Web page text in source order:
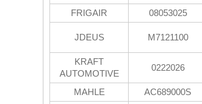
FRIGAIR
08053025
JDEUS M7121100
KRAFT
AUTOMOTIVE
0222026
MAHLE AC689000S